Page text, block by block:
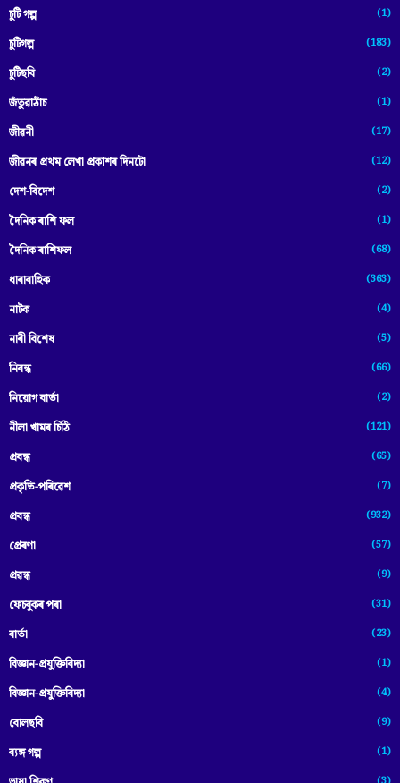
চুটি গল্প (1)
চুটিগল্প (183)
চুটিছবি (2)
জঁতুৱাঠাঁচ (1)
জীৱনী (17)
জীৱনৰ প্ৰথম লেখা প্ৰকাশৰ দিনটো (12)
দেশ-বিদেশ (2)
দৈনিক ৰাশি ফল (1)
দৈনিক ৰাশিফল (68)
ধাৰাবাহিক (363)
নাটক (4)
নাৰী বিশেষ (5)
নিবন্ধ (66)
নিয়োগ বাৰ্তা (2)
নীলা খামৰ চিঠি (121)
প্রবন্ধ (65)
প্ৰকৃতি-পৰিৱেশ (7)
প্ৰবন্ধ (932)
প্ৰেৰণা (57)
প্ৰৱন্ধ (9)
ফেচবুকৰ পৰা (31)
বাৰ্তা (23)
বিজ্ঞান-প্রযুক্তিবিদ্যা (1)
বিজ্ঞান-প্ৰযুক্তিবিদ্যা (4)
বোলছবি (9)
ব্যঙ্গ গল্প (1)